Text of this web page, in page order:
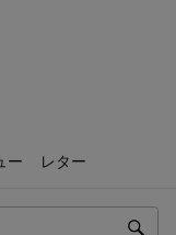
ー レター